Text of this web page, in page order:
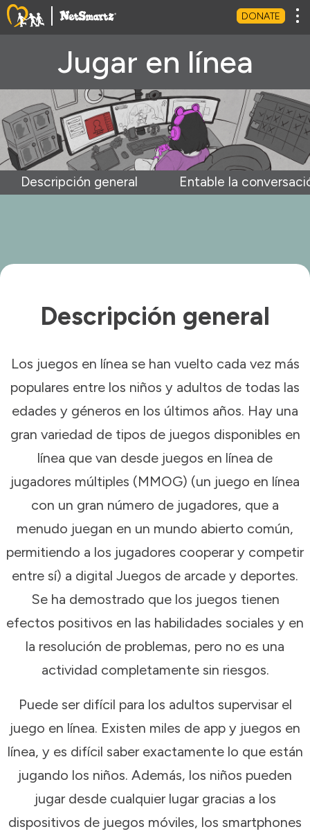
DONATE
Jugar en línea
Descripción general Entable la
Descripción general
Los juegos en línea se han vuelto cada vez más
populares entre los niños y adultos de todas las
edades y géneros en los últimos años. Hay una
gran variedad de tipos de juegos disponibles en
línea que van desde juegos en línea de
jugadores múltiples (MMOG) (un juego en línea
con un gran número de jugadores, que a
menudo juegan en un mundo abierto común,
permitiendo a los jugadores cooperar y competir
entre sí) a digital Juegos de arcade y deportes.
Se ha demostrado que los juegos tienen
efectos positivos en las habilidades sociales y en
la resolución de problemas, pero no es una
actividad completamente sin riesgos.
Puede ser difícil para los adultos supervisar el
juego en línea. Existen miles de app y juegos en
línea, y es difícil saber exactamente lo que están
jugando los niños. Además, los niños pueden
jugar desde cualquier lugar gracias a los
dispositivos de juegos móviles, los smartphones